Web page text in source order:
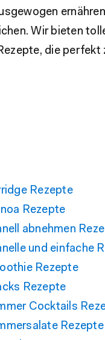
Wir bieten
die perfekt
Rezepte
Rezepte
abnehmen
und einfache
Rezepte
Rezepte
Cocktails
Rezepte